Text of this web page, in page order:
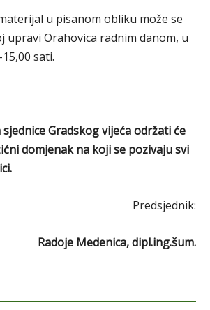
u pisanom obliku može se
upravi Orahovica radnim danom, u
sati.
Gradskog vijeća održati će
domjenak na koji se pozivaju svi
Predsjednik:
Radoje Medenica, dipl.ing.šum.